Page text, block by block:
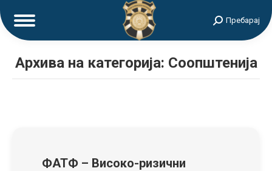
Search:Пребарај
Архива на категорија: Соопштенија
ФАТФ – Високо-ризични